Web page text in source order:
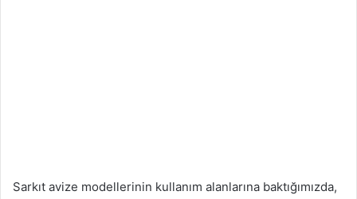
Sarkıt avize modellerinin kullanım alanlarına baktığımızda,